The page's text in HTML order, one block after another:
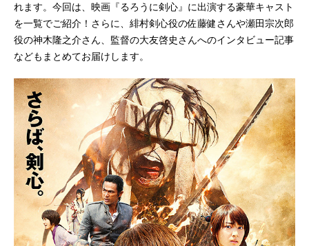
れます。今回は、映画『るろうに剣心』に出演する豪華キャスト
を一覧でご紹介！さらに、緋村剣心役の佐藤健さんや瀬田宗次郎
役の神木隆之介さん、監督の大友啓史さんへのインタビュー記事
などもまとめてお届けします。